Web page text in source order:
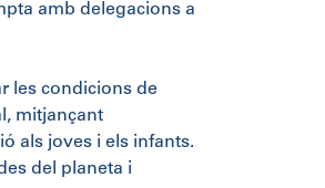
amb delegacions a
les condicions de
mitjançant
als joves i els infants.
del planeta i